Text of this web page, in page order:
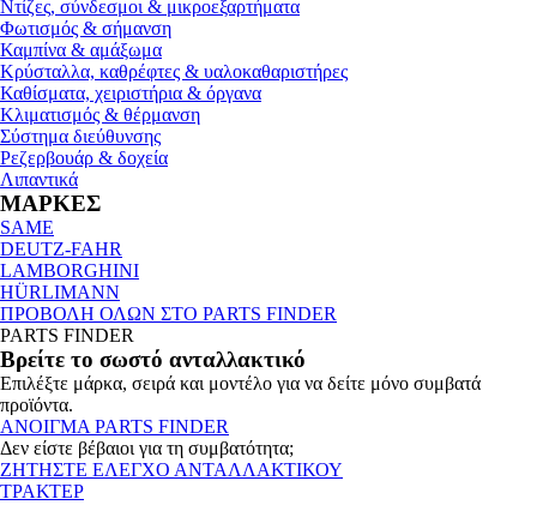
Ντίζες, σύνδεσμοι & μικροεξαρτήματα
Φωτισμός & σήμανση
Καμπίνα & αμάξωμα
Κρύσταλλα, καθρέφτες & υαλοκαθαριστήρες
Καθίσματα, χειριστήρια & όργανα
Κλιματισμός & θέρμανση
Σύστημα διεύθυνσης
Ρεζερβουάρ & δοχεία
Λιπαντικά
ΜΑΡΚΕΣ
SAME
DEUTZ-FAHR
LAMBORGHINI
HÜRLIMANN
ΠΡΟΒΟΛΗ ΟΛΩΝ ΣΤΟ PARTS FINDER
PARTS FINDER
Βρείτε το σωστό ανταλλακτικό
Επιλέξτε μάρκα, σειρά και μοντέλο για να δείτε μόνο συμβατά
προϊόντα.
ΑΝΟΙΓΜΑ PARTS FINDER
Δεν είστε βέβαιοι για τη συμβατότητα;
ΖΗΤΗΣΤΕ ΕΛΕΓΧΟ ΑΝΤΑΛΛΑΚΤΙΚΟΥ
ΤΡΑΚΤΕΡ